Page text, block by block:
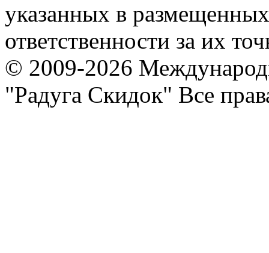
указанных в
ответственности за их
© 2009-2026
"Радуга Скидок" Все